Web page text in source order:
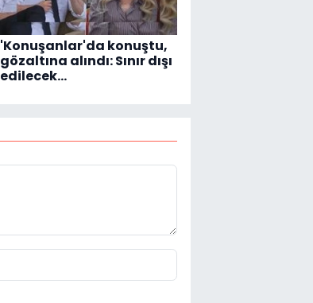
'Konuşanlar'da konuştu,
gözaltına alındı: Sınır dışı
edilecek…